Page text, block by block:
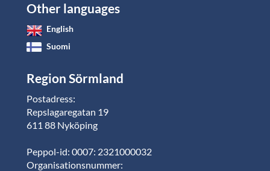
Other languages
English
Suomi
Region Sörmland
Postadress:
Repslagaregatan 19
611 88 Nyköping
Peppol-id: 0007: 2321000032
Organisationsnummer: